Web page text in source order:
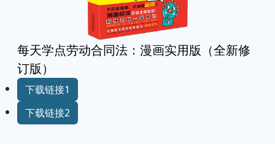
每天学点劳动合同法：漫画实用版（全新修
订版）
下载链接1
下载链接2